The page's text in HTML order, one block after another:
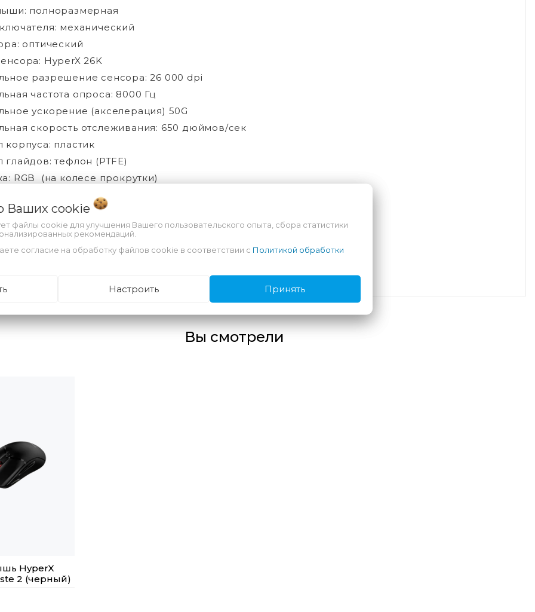
полноразмерная
механический
оптический
HyperX 26K
разрешение сенсора: 26 000 dpi
частота опроса: 8000 Гц
ускорение (акселерация) 50G
скорость отслеживания: 650 дюймов/сек
корпуса: пластик
глайдов: тефлон (PTFE)
RGB (на колесе прокрутки)
кнопок: 6
мм
мм
мм
Вы смотрели
HyperX
2 (черный)
Ваших cookie
файлы cookie для улучшения Вашего пользовательского опыта, сбора статистики
рекомендаций.
согласие на обработку файлов cookie в соответствии с Политикой обработки
Настроить Принять